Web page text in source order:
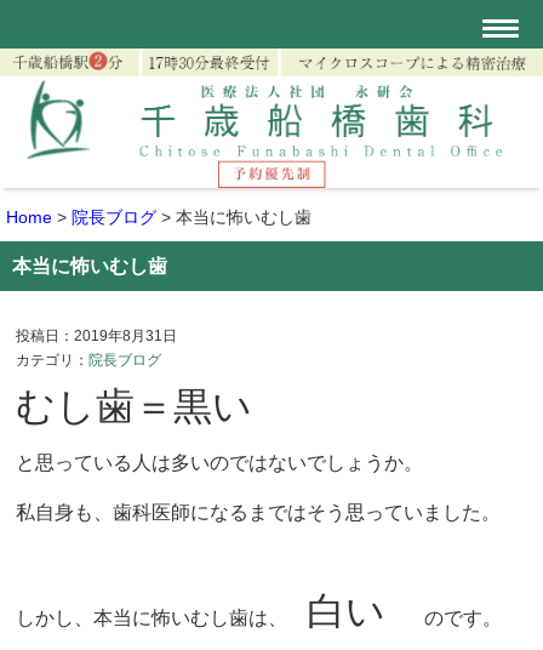
Home > 院長ブログ > 本当に怖いむし歯
本当に怖いむし歯
投稿日：2019年8月31日
カテゴリ： 院長ブログ
むし歯＝黒い
と思っている人は多いのではないでしょうか。
私自身も、歯科医師になるまではそう思っていました。
しかし、本当に怖いむし歯は、 白いのです。